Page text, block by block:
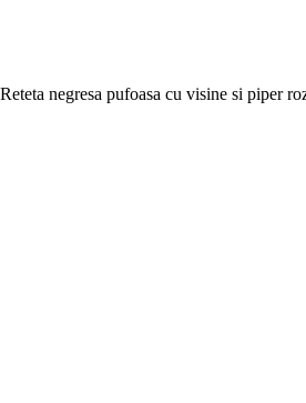
Reteta negresa pufoasa cu visine si piper